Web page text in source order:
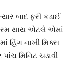
બાદ ફરી કડાઈ
થાય એટલે એમાં
હિંગ નાખી મિક્સ
મિનિટ ચડાવી